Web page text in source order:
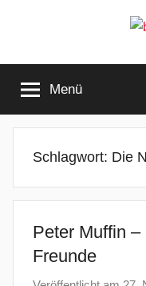
the
beat
goes
Menü
Schlagwort: Die
Peter Muffin
Freunde